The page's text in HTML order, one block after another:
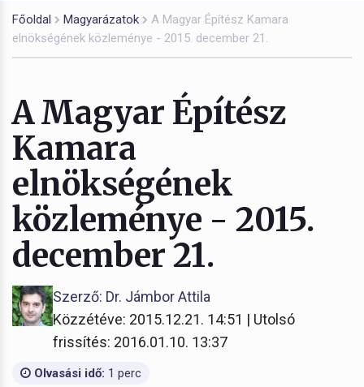
Főoldal Magyarázatok
A Magyar Építész Kamara
elnökségének közleménye - 2015. december 21.
A Magyar Építész
Kamara
elnökségének
közleménye - 2015.
december 21.
Szerző: Dr. Jámbor Attila
Közzétéve: 2015.12.21. 14:51 | Utolsó
frissítés: 2016.01.10. 13:37
Olvasási idő: 1 perc